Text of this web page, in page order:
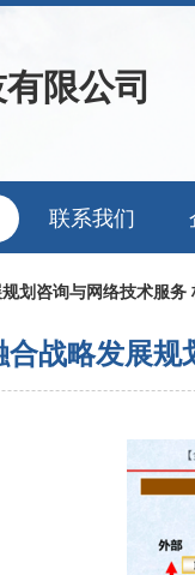
限公司
联系我们
划咨询与网络技术服务
合战略发展规